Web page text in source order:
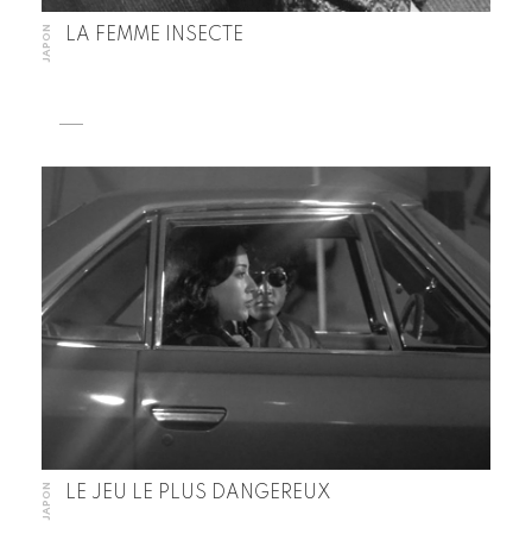
JAPON LA FEMME INSECTE
JAPON LE JEU LE PLUS DANGEREUX